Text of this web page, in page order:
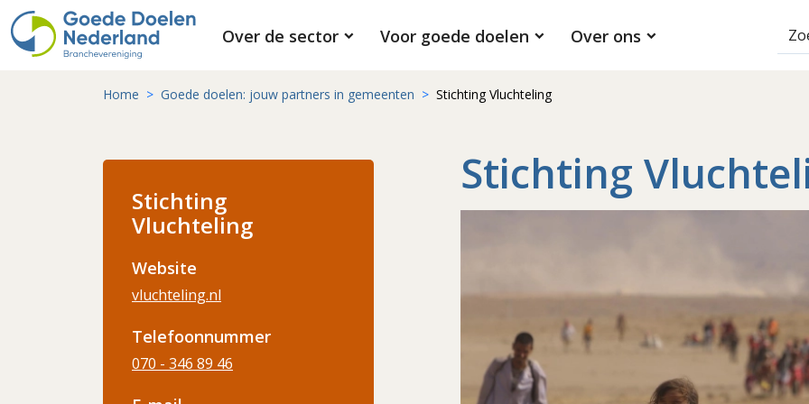
Over de sector Voor goede doelen Over ons
Home Goede doelen: jouw partners in gemeenten Stichting Vluchteling
Stichting
Stichting
Vluchteling
Website
vluchteling.nl
Telefoonnummer
070 - 346 89 46